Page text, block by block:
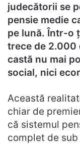
judecătorii se
pensie medie
pe lună. Într-o
trece de 2.000
castă nu mai
social, nici
Această
chiar de
că sistemul
complet de